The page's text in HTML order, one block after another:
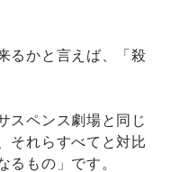
るかと言えば、「殺
スペンス劇場と同じ
それらすべてと対比
もの」です。